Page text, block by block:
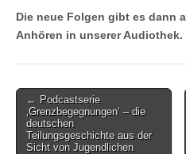
Die neue Folgen gibt es dann
Anhören in unserer Audiothek.
Post
navigation
← Podcastserie
‚Grenzbegegnungen‘ – die
deutschen
Teilungsgeschichte aus der
Sicht von Jugendlichen